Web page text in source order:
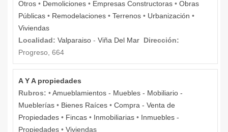
Otros • Demoliciones • Empresas Constructoras • Obras
Públicas • Remodelaciones • Terrenos • Urbanización •
Viviendas
Localidad: Valparaiso - Viña Del Mar Dirección:
Progreso, 664
A Y A propiedades
Rubros: •Amueblamientos - Muebles - Mobiliario -
Mueblerías • Bienes Raíces • Compra - Venta de
Propiedades • Fincas • Inmobiliarias • Inmuebles -
Propiedades • Viviendas